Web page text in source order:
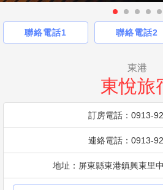
聯絡電話1 聯絡電話2
東港
東悅旅
訂房電話：0913-
連絡電話：0913-
地址：屏東縣東港鎮興東里